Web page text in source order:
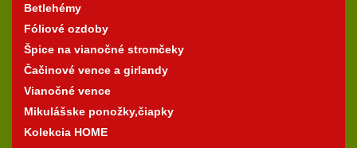
Betlehémy
Fóliové ozdoby
Špice na vianočné stromčeky
Čačinové vence a girlandy
Vianočné vence
Mikulášske ponožky,čiapky
Kolekcia HOME